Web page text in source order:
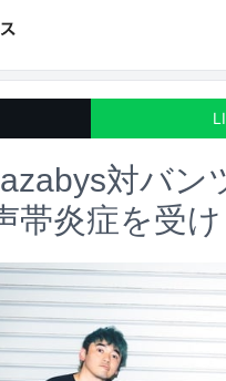
対バン
帯炎症を受け